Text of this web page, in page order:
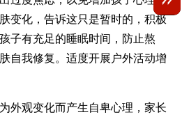
变化，告诉这只是暂时的，积极
子有充足的睡眠时间，防止熬
自我修复。适度开展户外活动增
外观变化而产生自卑心理，家长